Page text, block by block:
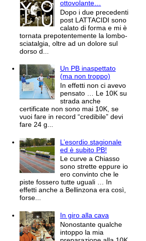
ottovolante…
Dopo i due precedenti
post LATTACIDI sono
calato di forma e mi è
tornata prepotentemente la lombo-
sciatalgia, oltre ad un dolore sul
dorso d...
Un PB inaspettato
(ma non troppo)
In effetti non ci avevo
pensato … Le 10K su
strada anche
certificate non sono mai 10K, se
vuoi fare in record “credibile” devi
fare 24 g...
L’esordio stagionale
ed è subito PB!
Le curve a Chiasso
sono strette eppure io
ero convinto che le
piste fossero tutte uguali … In
effetti anche a Bellinzona era così,
forse...
In giro alla cava
Nonostante qualche
intoppo la mia